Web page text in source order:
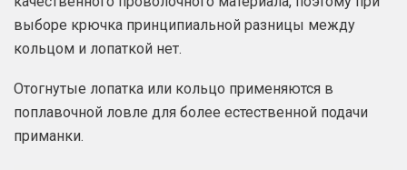
выборе крючка принципиальной разницы между
кольцом и лопаткой нет.
Отогнутые лопатка или кольцо применяются в
поплавочной ловле для более естественной подачи
приманки.